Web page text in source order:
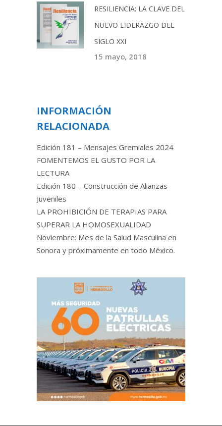
RESILIENCIA: LA CLAVE DEL
NUEVO LIDERAZGO DEL
SIGLO XXI
15 mayo, 2018
INFORMACIÓN
RELACIONADA
Edición 181 – Mensajes Gremiales 2024
FOMENTEMOS EL GUSTO POR LA
LECTURA
Edición 180 – Construcción de Alianzas
Juveniles
LA PROHIBICIÓN DE TERAPIAS PARA
SUPERAR LA HOMOSEXUALIDAD
Noviembre: Mes de la Salud Masculina en
Sonora y próximamente en todo México.